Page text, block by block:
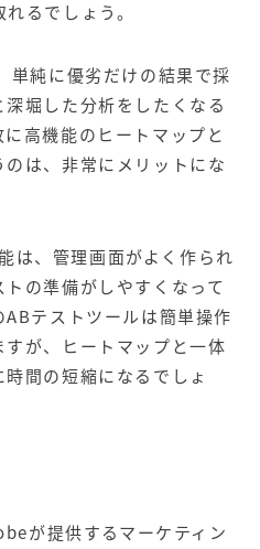
るでしょう。
単純に優劣だけの結果で採
堀した分析をしたくなる
高機能のヒートマップと
は、非常にメリットにな
は、管理画面がよく作られ
の準備がしやすくなって
テストツールは簡単操作
が、ヒートマップと一体
間の短縮になるでしょ
が提供するマーケティン